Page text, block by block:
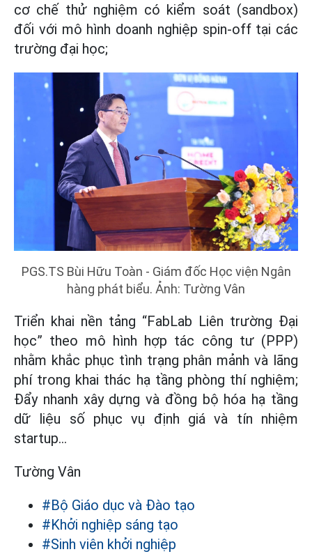
cơ chế thử nghiệm có kiểm soát (sandbox)
đối với mô hình doanh nghiệp spin-off tại các
trường đại học;
PGS.TS Bùi Hữu Toàn - Giám đốc Học viện Ngân
hàng phát biểu. Ảnh: Tường Vân
Triển khai nền tảng “FabLab Liên trường Đại
học” theo mô hình hợp tác công tư (PPP)
nhằm khắc phục tình trạng phân mảnh và lãng
phí trong khai thác hạ tầng phòng thí nghiệm;
Đẩy nhanh xây dựng và đồng bộ hóa hạ tầng
dữ liệu số phục vụ định giá và tín nhiệm
startup...
Tường Vân
#Bộ Giáo dục và Đào tạo
#Khởi nghiệp sáng tạo
#Sinh viên khởi nghiệp